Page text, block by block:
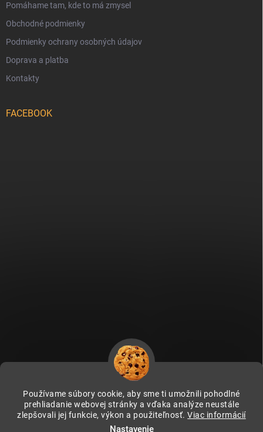
Používame súbory cookie, aby sme ti umožnili pohodlné
prehliadanie webovej stránky a vďaka analýze neustále
zlepšovali jej funkcie, výkon a použiteľnosť.Viac informácií
Nastavenie
Pomáhame tam, kde to má zmysel
Obchodné podmienky
Podmienky ochrany osobných údajov
Doprava a platba
Kontakty
FACEBOOK
Fitami.cz Fitami.hu